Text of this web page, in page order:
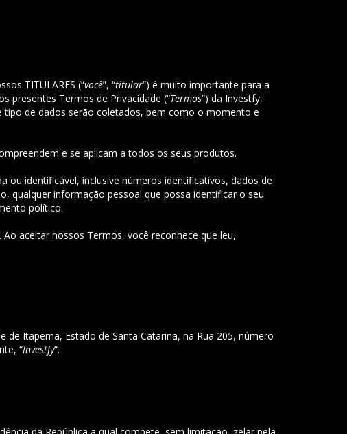
TITULARES (“você”, “titular”) é muito importante para a
presentes Termos de Privacidade (“Termos”) da Investfy,
de dados serão coletados, bem como o momento e
e se aplicam a todos os seus produtos.
ou identificável, inclusive números identificativos, dados de
qualquer informação pessoal que possa identificar o seu
político.
Ao aceitar nossos Termos, você reconhece que leu,
de Itapema, Estado de Santa Catarina, na Rua 205, número
“Investfy”.